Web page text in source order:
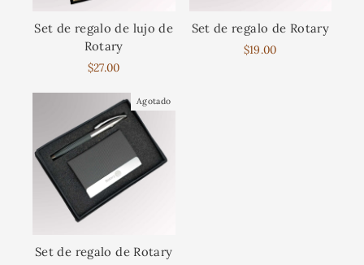
Set de regalo de lujo de
Rotary
$27.00
Set de regalo de Rotary
$19.00
Agotado
Set de regalo de Rotary